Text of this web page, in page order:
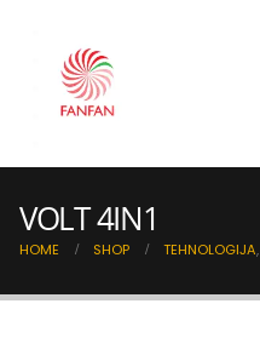
VOLT 4IN1
HOME SHOP TEHNOLOGIJA,